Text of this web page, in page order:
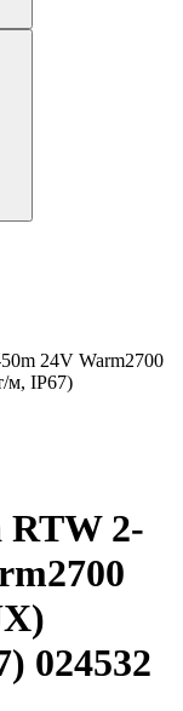
24V Warm2700
м, IP67)
RTW 2-
024532